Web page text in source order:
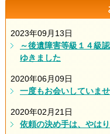
2023年09月13日
～後遺障害等級１４級
ゆきました
2020年06月09日
一度もお会いしていま
2020年02月21日
依頼の決め手は、やは